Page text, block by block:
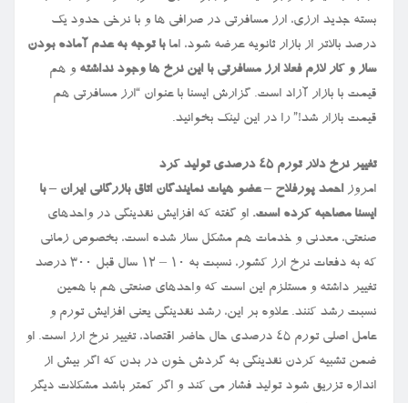
بسته جدید ارزی، ارز مسافرتی در صرافی ها و با نرخی حدود یک
درصد بالاتر از بازار ثانویه عرضه شود، امابا توجه به عدم آماده بودن
ساز و کار لازم فعلا ارز مسافرتی با این نرخ ها وجود نداشته و هم
قیمت با بازار آزاد است. گزارش ایسنا با عنوان “ارز مسافرتی هم
قیمت بازار شد!” را در این لینک بخوانید.
تغییر نرخ دلار تورم ۴۵ درصدی تولید کرد
امروزاحمد پورفلاح – عضو هیات نمایندگان اتاق بازرگانی ایران – با
ایسنا مصاحبه کرده است. او گفته که افزایش نقدینگی در واحدهای
صنعتی، معدنی و خدمات هم مشکل ساز شده است، بخصوص زمانی
که به دفعات نرخ ارز کشور، نسبت به ۱۰ – ۱۲ سال قبل ۳۰۰ درصد
تغییر داشته و مستلزم این است که واحدهای صنعتی هم با همین
نسبت رشد کنند. علاوه بر این، رشد نقدینگی یعنی افزایش تورم و
عامل اصلی تورم ۴۵ درصدی حال حاضر اقتصاد، تغییر نرخ ارز است. او
ضمن تشبیه کردن نقدینگی به گردش خون در بدن که اگر بیش از
اندازه تزریق شود تولید فشار می کند و اگر کمتر باشد مشکلات دیگر